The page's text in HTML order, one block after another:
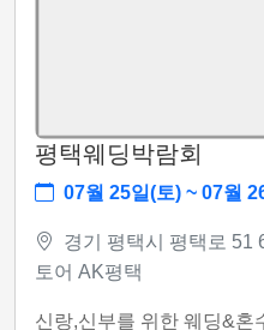
평택웨딩박람회
07월 25일(토) ~ 07월
경기 평택시 평택로 51
토어 AK평택
신랑,신부를 위한 웨딩&혼